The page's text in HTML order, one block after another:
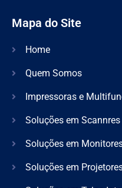
Mapa do Site
Home
Quem Somos
Impressoras e
Soluções em Scannres
Soluções em
Soluções em